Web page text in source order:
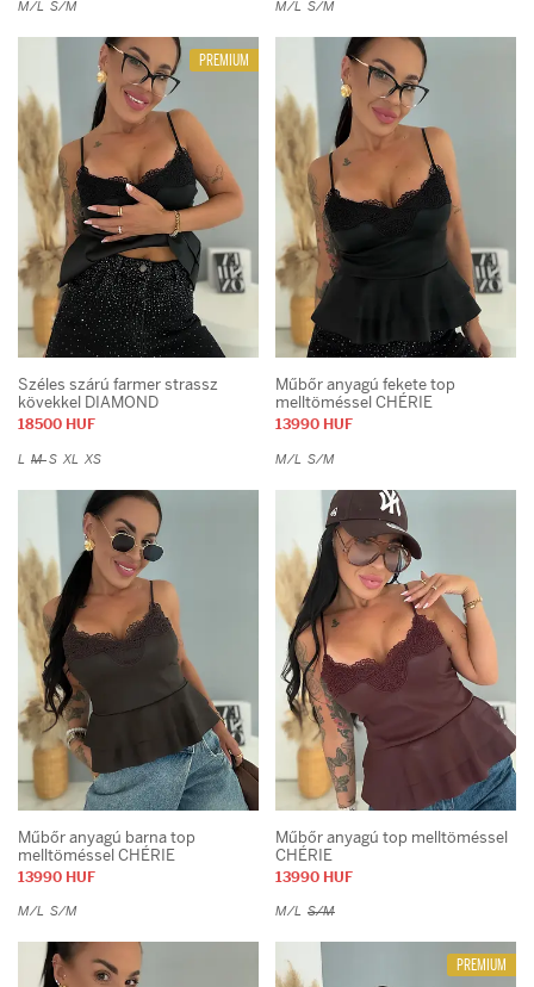
M/L S/M M/L S/M
PREMIUM
Széles szárú farmer strassz
kövekkel DIAMOND
18500 HUF
L MS XL XS
Műbőr anyagú fekete top
melltöméssel CHÉRIE
13990 HUF
M/L S/M
Műbőr anyagú barna top
melltöméssel CHÉRIE
13990 HUF
M/L S/M
Műbőr anyagú top melltöméssel
CHÉRIE
13990 HUF
M/L S/M
PREMIUM